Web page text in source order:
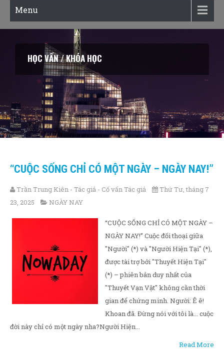
Menu
HỌC VẤN / KHÓA HỌC
“CUỘC SỐNG CHỈ CÓ MỘT NGÀY – NGÀY NAY!”
Trần Trung Kiên - Tác giả - Cố vấn Tác giả
Thứ Tư, tháng 7
23, 2025
NGÀY NAY
“CUỘC SỐNG CHỈ CÓ MỘT NGÀY –
NGÀY NAY!” Cuộc đối thoại giữa
"Người" (*) và "Người Hiện Tại" (*),
được tài trợ bởi "Thuyết Hiện Tại"
(*) – phiên bản duy nhất của
"Thuyết Vạn Vật" không cần thời
gian để chứng minh. Người: Ê ê!
Khoan đã. Đừng nói với tôi là... cuộc
đời này chỉ có một ngày nha?Người Hiện...
Read More